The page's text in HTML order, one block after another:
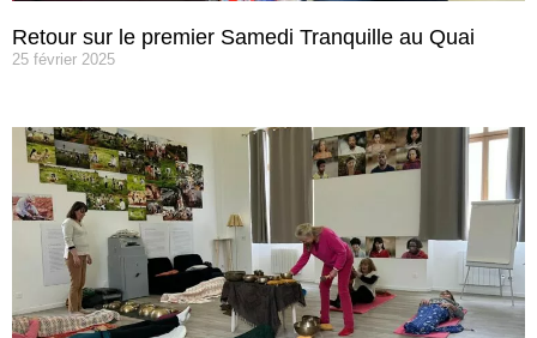
Retour sur le premier Samedi Tranquille au Quai
25 février 2025